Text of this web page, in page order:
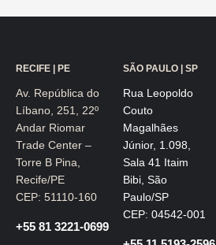
RECIFE | PE
Av. República do
Líbano, 251, 22º
Andar Riomar
Trade Center –
Torre B Pina,
Recife/PE
CEP: 51110-160
+55 81 3221-0699
SÃO PAULO | SP
Rua Leopoldo
Couto
Magalhães
Júnior, 1.098,
Sala 41 Itaim
Bibi, São
Paulo/SP
CEP: 04542-001